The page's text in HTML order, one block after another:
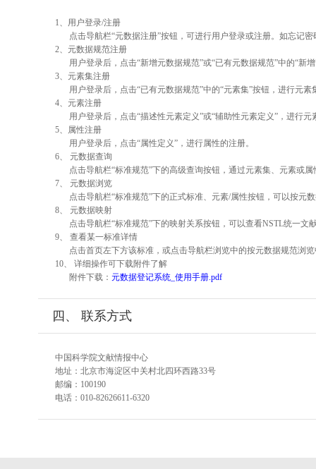
1、用户登录/注册
点击导航栏“元数据注册”按钮，可进行用户登录或注册。如忘记
2、元数据规范注册
用户登录后，点击“新增元数据规范”或“已有元数据规范”中的“新
3、元素集注册
用户登录后，点击“已有元数据规范”中的“元素集”按钮，进行元素
4、元素注册
用户登录后，点击“描述性元素定义”或“辅助性元素定义”，进行元
5、属性注册
用户登录后，点击“属性定义”，进行属性的注册。
6、 元数据查询
点击导航栏“标准规范”下的高级查询按钮，通过元素集、元素或
7、 元数据浏览
点击导航栏“标准规范”下的正式标准、元素/属性按钮，可以按元
8、 元数据映射
点击导航栏“标准规范”下的映射关系按钮，可以查看NSTL统一文
9、 查看某一标准详情
点击首页左下方该标准，或点击导航栏浏览中的按元数据规范浏
10、 详细操作可下载附件了解
附件下载： 元数据登记系统_使用手册.pdf
四、 联系方式
中国科学院文献情报中心
地址：北京市海淀区中关村北四环西路33号
邮编：100190
电话：010-82626611-6320